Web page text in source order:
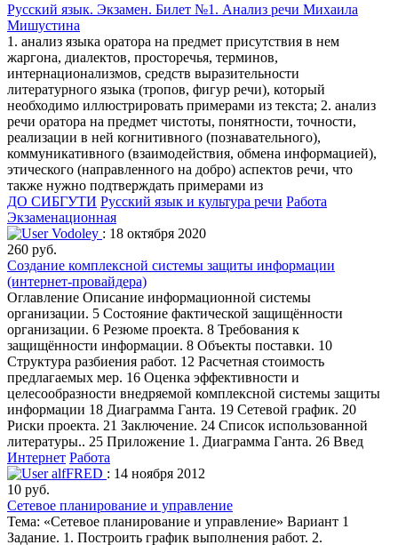
Русский язык. Экзамен. Билет №1. Анализ речи Михаила
Мишустина
1. анализ языка оратора на предмет присутствия в нем
жаргона, диалектов, просторечья, терминов,
интернационализмов, средств выразительности
литературного языка (тропов, фигур речи), который
необходимо иллюстрировать примерами из текста; 2. анализ
речи оратора на предмет чистоты, понятности, точности,
реализации в ней когнитивного (познавательного),
коммуникативного (взаимодействия, обмена информацией),
этического (направленного на добро) аспектов речи, что
также нужно подтверждать примерами из
ДО СИБГУТИ Русский язык и культура речи Работа
Экзаменационная
Vodoley : 18 октября 2020
260 руб.
Создание комплексной системы защиты информации
(интернет-провайдера)
Оглавление Описание информационной системы
организации. 5 Состояние фактической защищённости
организации. 6 Резюме проекта. 8 Требования к
защищённости информации. 8 Объекты поставки. 10
Структура разбиения работ. 12 Расчетная стоимость
предлагаемых мер. 16 Оценка эффективности и
целесообразности внедряемой комплексной системы защиты
информации 18 Диаграмма Ганта. 19 Сетевой график. 20
Риски проекта. 21 Заключение. 24 Список использованной
литературы.. 25 Приложение 1. Диаграмма Ганта. 26 Введ
Интернет Работа
alfFRED : 14 ноября 2012
10 руб.
Сетевое планирование и управление
Тема: «Сетевое планирование и управление» Вариант 1
Задание. 1. Построить график выполнения работ. 2.